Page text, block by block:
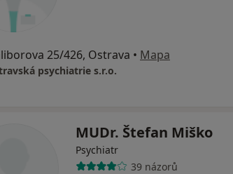
25/426, Ostrava • Mapa
psychiatrie s.r.o.
MUDr. Štefan Miško
Psychiatr
39 názorů